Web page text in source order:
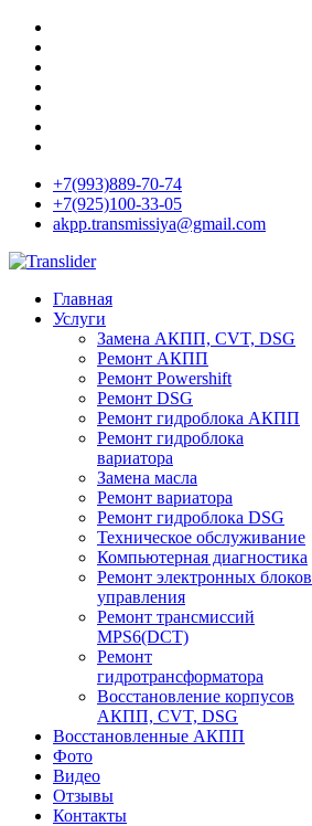
+7(993)889-70-74
+7(925)100-33-05
akpp.transmissiya@gmail.com
Главная
Услуги
Замена АКПП, CVT, DSG
Ремонт АКПП
Ремонт Powershift
Ремонт DSG
Ремонт гидроблока АКПП
Ремонт гидроблока
вариатора
Замена масла
Ремонт вариатора
Ремонт гидроблока DSG
Техническое обслуживание
Компьютерная диагностика
Ремонт электронных блоков
управления
Ремонт трансмиссий
MPS6(DCT)
Ремонт
гидротрансформатора
Восстановление корпусов
АКПП, CVT, DSG
Восстановленные АКПП
Фото
Видео
Отзывы
Контакты